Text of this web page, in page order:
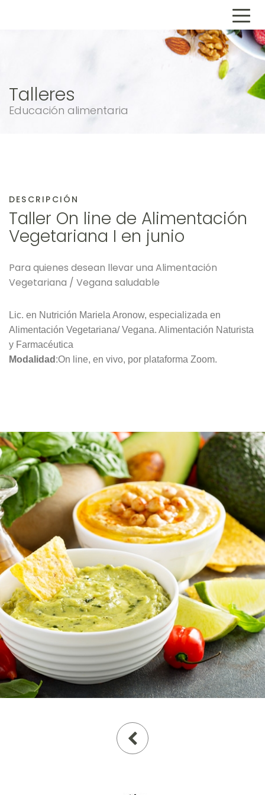
Talleres
Educación alimentaria
DESCRIPCIÓN
Taller On line de Alimentación
Vegetariana I en junio
Para quienes desean llevar una Alimentación
Vegetariana / Vegana saludable
Lic. en Nutrición Mariela Aronow, especializada en
Alimentación Vegetariana/ Vegana. Alimentación Naturista
y Farmacéutica
Modalidad :On line, en vivo, por plataforma Zoom.